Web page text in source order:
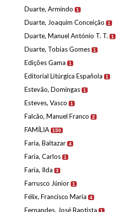
Duarte, Armindo 1
Duarte, Joaquim Conceição 1
Duarte, Manuel António T. T. 1
Duarte, Tobias Gomes 1
Edições Gama 1
Editorial Litúrgica Española 1
Estevão, Domingas 1
Esteves, Vasco 1
Falcão, Manuel Franco 2
FAMÍLIA 150
Faria, Baltazar 4
Faria, Carlos 1
Faria, Ilda 3
Farrusco Júnior 1
Félix, Francisco Maria 4
Fernandes, José Baptista 1